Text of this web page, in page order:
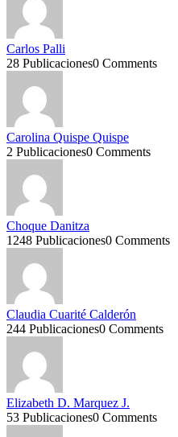
Carlos Palli
28 Publicaciones0 Comments
Carolina Quispe Quispe
2 Publicaciones0 Comments
Choque Danitza
1248 Publicaciones0 Comments
Claudia Cuarité Calderón
244 Publicaciones0 Comments
Elizabeth D. Marquez J.
53 Publicaciones0 Comments